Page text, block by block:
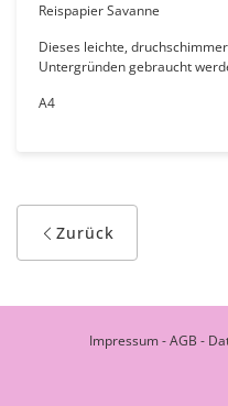
Reispapier Savanne
Dieses leichte,
Untergründen gebraucht
A4
Zurück
Impressum-AGB -